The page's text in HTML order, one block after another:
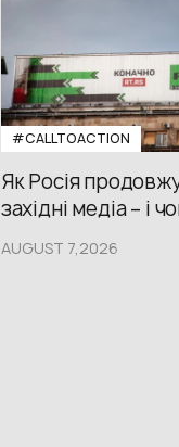
#CALLTOACTION
Як Росія
західні медіа – і
AUGUST 7,2026